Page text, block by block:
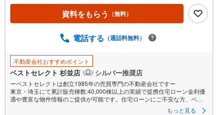
資料をもらう （無料）
電話する （通話料無料）
不動産会社おすすめポイント
ベストセレクト 杉並店 シルバー推奨店
ーベストセレクトは創立1985年の売買専門の不動産会社ですー
東京・埼玉にて累計販売棟数:40,000棟以上の実績で提携住宅ローン金利優
遇や豊富な物件情報のご提供が可能です。住宅ローンにご不安な方、ベス
もっと見る